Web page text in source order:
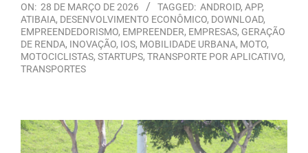
ON: 28 DE MARÇO DE 2026 TAGGED: ANDROID, APP,
ATIBAIA, DESENVOLVIMENTO ECONÔMICO, DOWNLOAD,
EMPREENDEDORISMO, EMPREENDER, EMPRESAS, GERAÇÃO
DE RENDA, INOVAÇÃO, IOS, MOBILIDADE URBANA, MOTO,
MOTOCICLISTAS, STARTUPS, TRANSPORTE POR APLICATIVO,
TRANSPORTES